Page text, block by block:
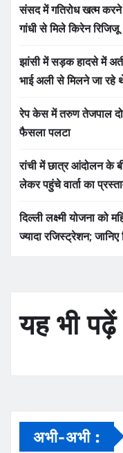
संसद में गतिरोध खत्म करने
गांधी से मिले किरेन रिजिजू
झांसी में सड़क हादसे में
भाई अली से मिलने जा रहे
रेप केस में तरुण तेजपाल
फैसला पलटा
रांची में छात्र आंदोलन के
लेकर पहुंचे वार्ता का
दिल्ली लक्ष्मी योजना को
ज्यादा रजिस्ट्रेशन;
यह भी
अभी-अभी :